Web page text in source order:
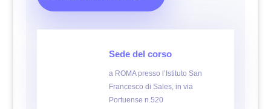
Sede del corso
a ROMA presso l’Istituto San
Francesco di Sales, in via
Portuense n.520